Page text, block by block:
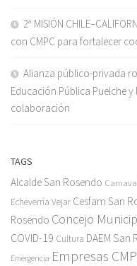
2ª MISIÓN
con CMPC para fortalecer
Alianza público-privada
Educación Pública Puelche
colaboración
TAGS
Alcalde San Rosendo
Echeverría Vejar Cesfam San
Rosendo Concejo
COVID-19 Cultura DAEM San
Emergencia Empresas